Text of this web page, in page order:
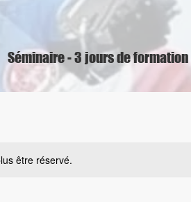
Séminaire - 3 jours de formation
être réservé.